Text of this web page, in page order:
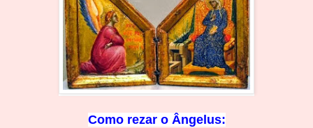
Como rezar o Ângelus: